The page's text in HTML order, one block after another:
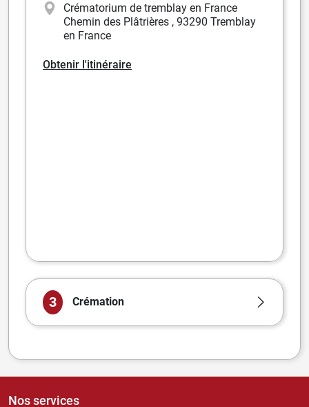
Crématorium de tremblay en France
Chemin des Plâtrières , 93290 Tremblay
en France
Obtenir l'itinéraire
3 Crémation
Nos services